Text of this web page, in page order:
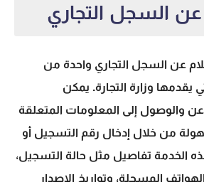
عن السجل التجاري
عن السجل التجاري واحدة من
يقدمها وزارة التجارة. يمكن
والوصول إلى المعلومات المتعلقة
من خلال إدخال رقم التسجيل أو
الخدمة تفاصيل مثل حالة التسجيل،
المسجلة، وتواريخ الإصدار